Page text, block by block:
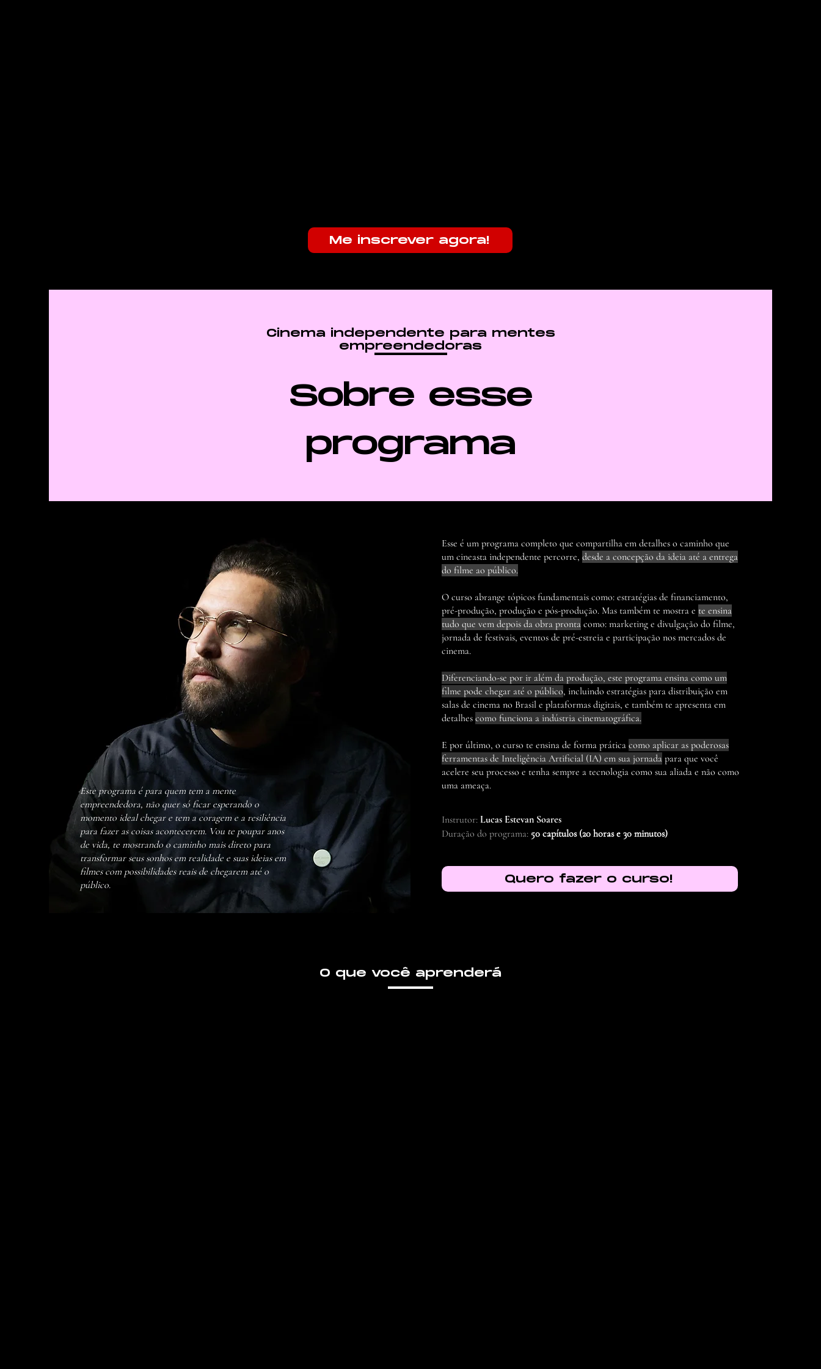
Me inscrever agora!
Cinema independente para mentes
empreendedoras
Sobre esse
programa
Este programa é para quem tem a mente
empreendedora, não quer só ficar esperando o
momento ideal chegar e tem a coragem e a resiliência
para fazer as coisas acontecerem. Vou te poupar anos
de vida, te mostrando o caminho mais direto para
transformar seus sonhos em realidade e suas ideias em
filmes com possibilidades reais de chegarem até o
público.
Esse é um programa completo que compartilha em detalhes o caminho que
um cineasta independente percorre, desde a concepção da ideia até a entrega
do filme ao público.
O curso abrange tópicos fundamentais como: estratégias de financiamento,
pré-produção, produção e pós-produção. Mas também te mostra e te ensina
tudo que vem depois da obra pronta como: marketing e divulgação do filme,
jornada de festivais, eventos de pré-estreia e participação nos mercados de
cinema.
Diferenciando-se por ir além da produção, este programa ensina como um
filme pode chegar até o público, incluindo estratégias para distribuição em
salas de cinema no Brasil e plataformas digitais, e também te apresenta em
detalhes como funciona a indústria cinematográfica.
E por último, o curso te ensina de forma prática como aplicar as poderosas
ferramentas de Inteligência Artificial (IA) em sua jornada para que você
acelere seu processo e tenha sempre a tecnologia como sua aliada e não como
uma ameaça.
Instrutor: Lucas Estevan Soares
Duração do programa: 50 capítulos (20 horas e 30 minutos)
Quero fazer o curso!
O que você aprenderá